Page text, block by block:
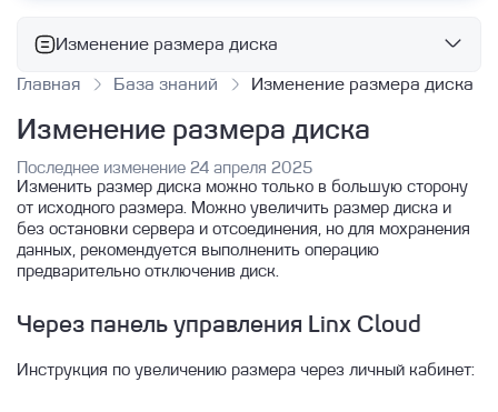
Изменение размера диска
Базовые сервисы
Облачные вычисления
Работа с ВМ с помощью Terraform
Управление сетями и группами
безопасности
Создание ВМ с помощью Terraform
Быстрый старт работы с виртуальной
машиной
Управление ВМ
Лог серийной консоли ВМ
Удаление инстанса
Подключение к Windows ВМ
Подключение к Linux ВМ
Быстрое создание ВМ
Резервное копирование облачных
инстансов
Главная База знаний Изменение размера диска
Изменение размера диска
Последнее изменение 24 апреля 2025
Изменить размер диска можно только в большую сторону
от исходного размера. Можно увеличить размер диска и
без остановки сервера и отсоединения, но для мохранения
данных, рекомендуется выполненить операцию
предварительно отключенив диск.
Через панель управления Linx Cloud
Инструкция по увеличению размера через личный кабинет: